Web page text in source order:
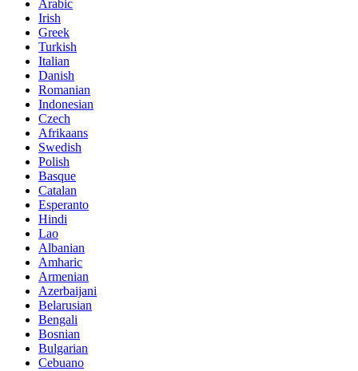
Arabic
Irish
Greek
Turkish
Italian
Danish
Romanian
Indonesian
Czech
Afrikaans
Swedish
Polish
Basque
Catalan
Esperanto
Hindi
Lao
Albanian
Amharic
Armenian
Azerbaijani
Belarusian
Bengali
Bosnian
Bulgarian
Cebuano